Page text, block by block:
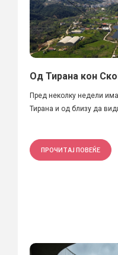
Од Тирана кон
Пред неколку недели
Тирана и од близу да
ПРОЧИТАЈ ПОВЕЌЕ